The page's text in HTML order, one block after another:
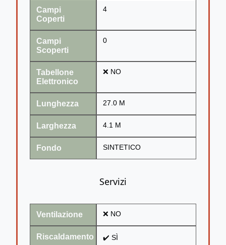
Campi
Coperti
4
Campi
Scoperti
0
Tabellone
Elettronico
❌ NO
Lunghezza 27.0 M
Larghezza 4.1 M
Fondo SINTETICO
Servizi
Ventilazione ❌ NO
Riscaldamento ✔️ SÌ